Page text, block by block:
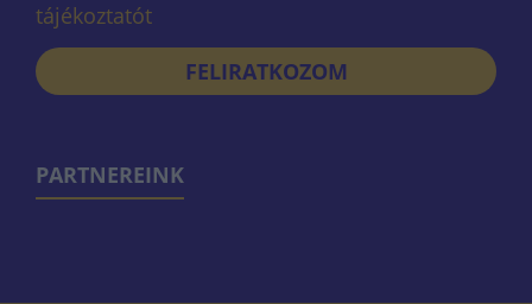
tájékoztatót
FELIRATKOZOM
PARTNEREINK